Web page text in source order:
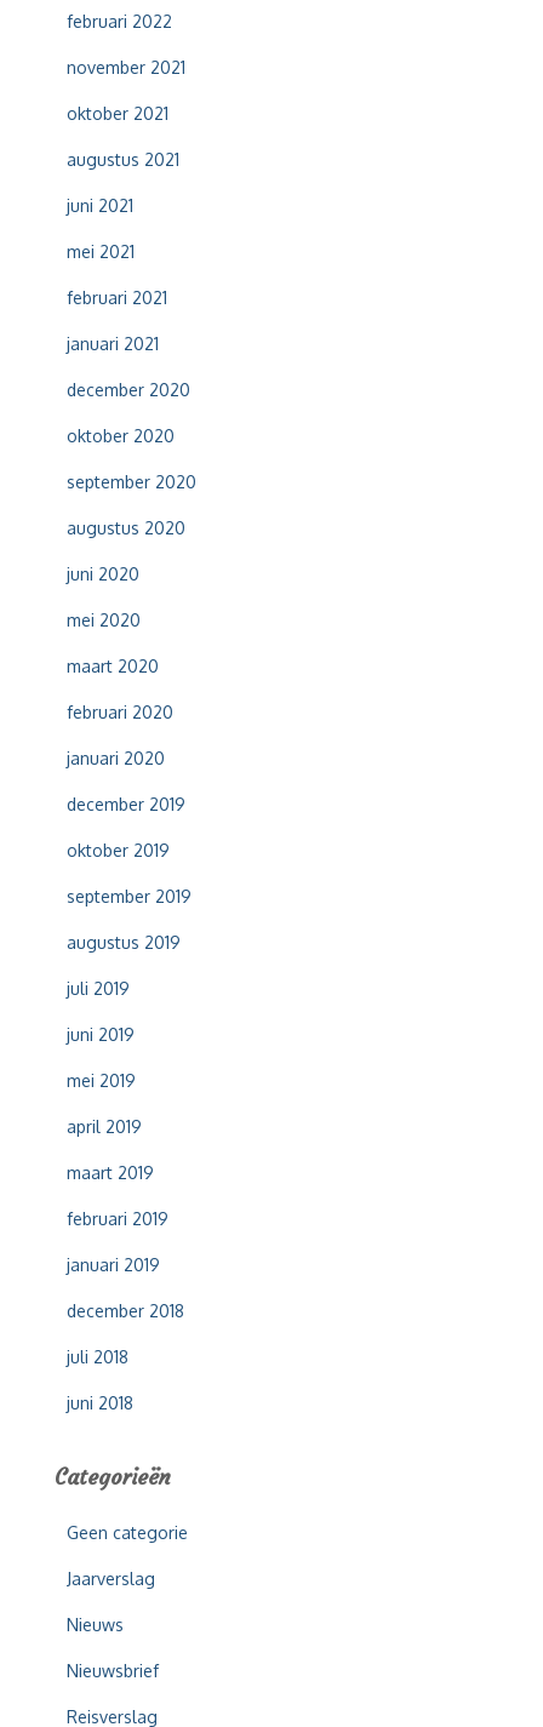
februari 2022
november 2021
oktober 2021
augustus 2021
juni 2021
mei 2021
februari 2021
januari 2021
december 2020
oktober 2020
september 2020
augustus 2020
juni 2020
mei 2020
maart 2020
februari 2020
januari 2020
december 2019
oktober 2019
september 2019
augustus 2019
juli 2019
juni 2019
mei 2019
april 2019
maart 2019
februari 2019
januari 2019
december 2018
juli 2018
juni 2018
Categorieën
Geen categorie
Jaarverslag
Nieuws
Nieuwsbrief
Reisverslag